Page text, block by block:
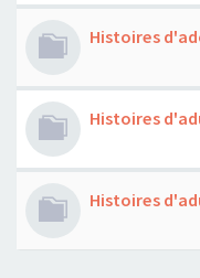
Histoires
Histoires
Histoires